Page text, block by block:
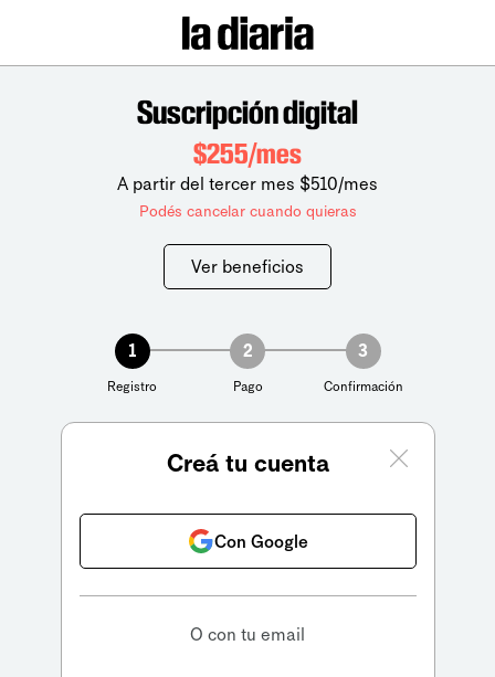
Suscripción digital
$255/mes
A partir del tercer mes $510/mes
Podés cancelar cuando quieras
Ver beneficios
1
Registro
2
Pago
3
Confirmación
Creá tu cuenta
Con Google
O con tu email